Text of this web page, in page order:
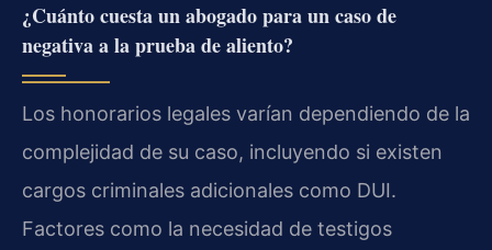
¿Cuánto cuesta un abogado para un caso de
negativa a la prueba de aliento?
Los honorarios legales varían dependiendo de la
complejidad de su caso, incluyendo si existen
cargos criminales adicionales como DUI.
Factores como la necesidad de testigos